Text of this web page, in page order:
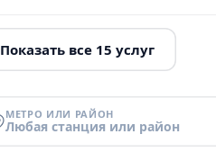
Показать все 15 услуг
МЕТРО ИЛИ РАЙОН
Любая станция или район